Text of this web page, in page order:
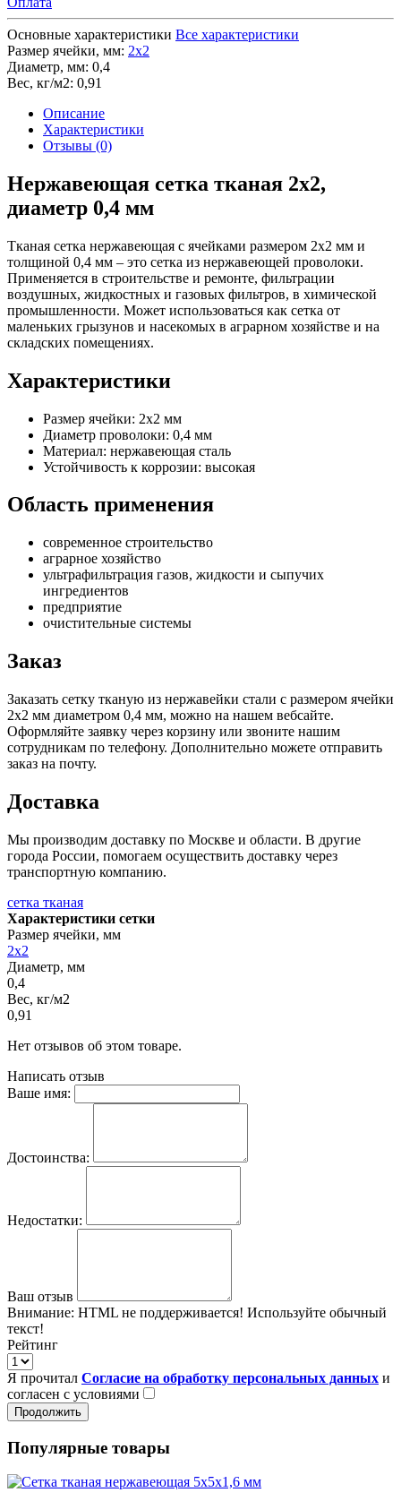
Основные характеристики Все характеристики
Размер ячейки, мм: 2х2
Диаметр, мм: 0,4
Вес, кг/м2: 0,91
Описание
Характеристики
Отзывы (0)
Нержавеющая сетка тканая 2х2,
диаметр 0,4 мм
Тканая сетка нержавеющая с ячейками размером 2х2 мм и
толщиной 0,4 мм – это сетка из нержавеющей проволоки.
Применяется в строительстве и ремонте, фильтрации
воздушных, жидкостных и газовых фильтров, в химической
промышленности. Может использоваться как сетка от
маленьких грызунов и насекомых в аграрном хозяйстве и на
складских помещениях.
Характеристики
Размер ячейки: 2х2 мм
Диаметр проволоки: 0,4 мм
Материал: нержавеющая сталь
Устойчивость к коррозии: высокая
Область применения
современное строительство
аграрное хозяйство
ультрафильтрация газов, жидкости и сыпучих
ингредиентов
предприятие
очистительные системы
Заказ
Заказать сетку тканую из нержавейки стали с размером ячейки
2х2 мм диаметром 0,4 мм, можно на нашем вебсайте.
Оформляйте заявку через корзину или звоните нашим
сотрудникам по телефону. Дополнительно можете отправить
заказ на почту.
Доставка
Мы производим доставку по Москве и области. В другие
города России, помогаем осуществить доставку через
транспортную компанию.
сетка тканая
Характеристики сетки
Размер ячейки, мм
2х2
Диаметр, мм
0,4
Вес, кг/м2
0,91
Нет отзывов об этом товаре.
Написать отзыв
Ваше имя:
Достоинства:
Недостатки:
Ваш отзыв
Внимание: HTML не поддерживается! Используйте обычный
текст!
Рейтинг
Я прочитал Согласие на обработку персональных данных и
согласен с условиями
Продолжить
Популярные товары